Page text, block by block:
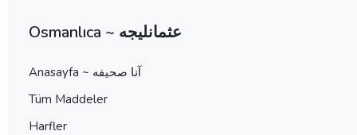
Osmanlıca ~ عثمانليجه
Anasayfa ~ آنا صحيفه
Tüm Maddeler
Harfler